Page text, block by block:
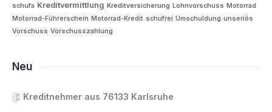
schufa Kreditvermittlung Kreditversicherung Lohnvorschuss Motorrad
Motorrad-Führerschein Motorrad-Kredit schufrei Umschuldung unseriös
Vorschuss Vorschusszahlung
Neu
Kreditnehmer aus 76133 Karlsruhe